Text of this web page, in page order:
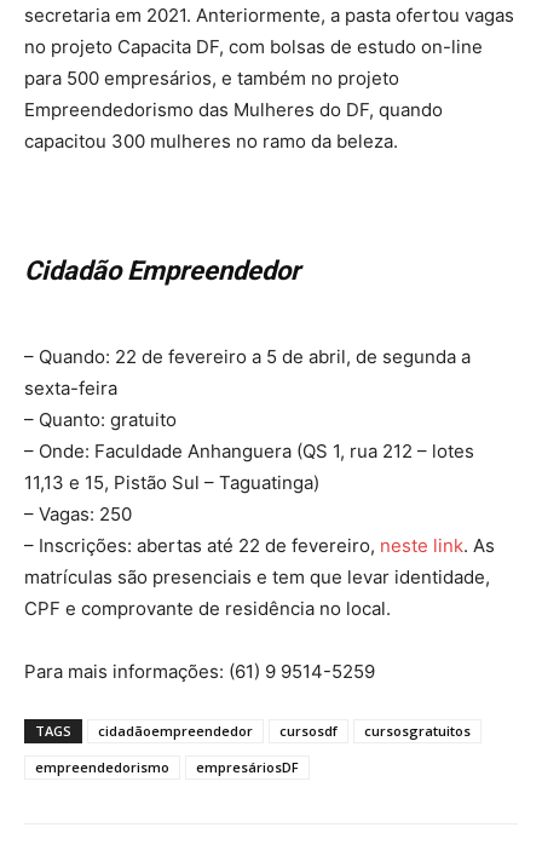
secretaria em 2021. Anteriormente, a pasta ofertou vagas
no projeto Capacita DF, com bolsas de estudo on-line
para 500 empresários, e também no projeto
Empreendedorismo das Mulheres do DF, quando
capacitou 300 mulheres no ramo da beleza.
Cidadão Empreendedor
– Quando: 22 de fevereiro a 5 de abril, de segunda a
sexta-feira
– Quanto: gratuito
– Onde: Faculdade Anhanguera (QS 1, rua 212 – lotes
11,13 e 15, Pistão Sul – Taguatinga)
– Vagas: 250
– Inscrições: abertas até 22 de fevereiro, neste link. As
matrículas são presenciais e tem que levar identidade,
CPF e comprovante de residência no local.
Para mais informações: (61) 9 9514-5259
TAGS cidadãoempreendedor cursosdf
cursosgratuitos
empreendedorismo
empresáriosDF